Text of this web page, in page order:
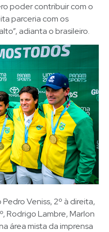
poder contribuir com o
parceria com os
adianta o brasileiro.
Veniss, 2º à direita,
Rodrigo Lambre, Marlon
área mista da imprensa